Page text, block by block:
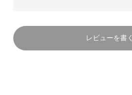
レビューを書く